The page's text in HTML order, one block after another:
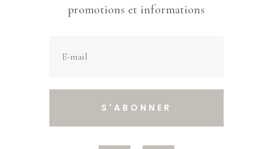
promotions et informations
S'ABONNER